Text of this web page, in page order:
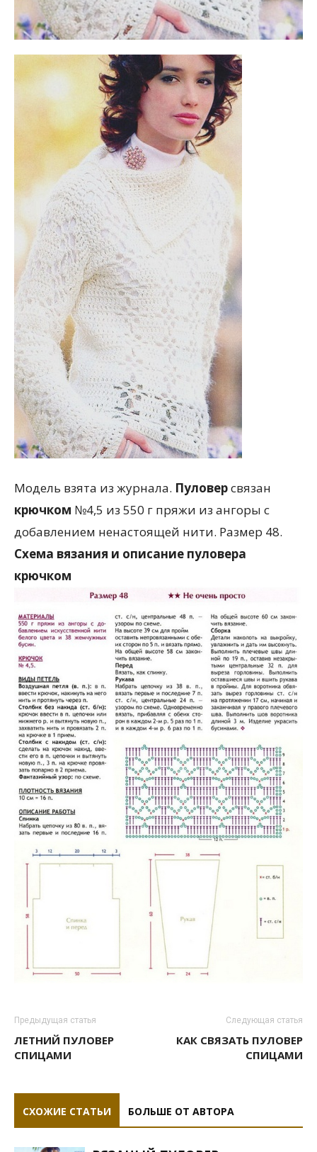
Модель взята из журнала. Пуловерсвязан
крючком №4,5 из 550 г пряжи из ангоры с
добавлением ненастоящей нити. Размер 48.
Схема вязания и описание пуловера
крючком
Предыдущая статья
ЛЕТНИЙ ПУЛОВЕР
СПИЦАМИ
Следующая статья
КАК СВЯЗАТЬ ПУЛОВЕР
СПИЦАМИ
СХОЖИЕ СТАТЬИ БОЛЬШЕ ОТ АВТОРА